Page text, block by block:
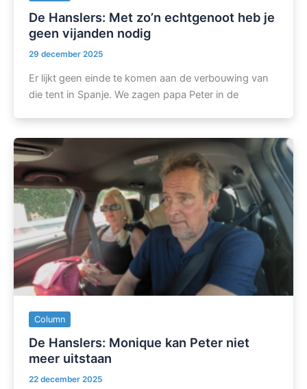
De Hanslers: Met zo’n echtgenoot heb je
geen vijanden nodig
29 december 2025
Er lijkt geen einde te komen aan de verbouwing van
die tent in Spanje. We zagen papa Peter in de
Column
De Hanslers: Monique kan Peter niet
meer uitstaan
22 december 2025